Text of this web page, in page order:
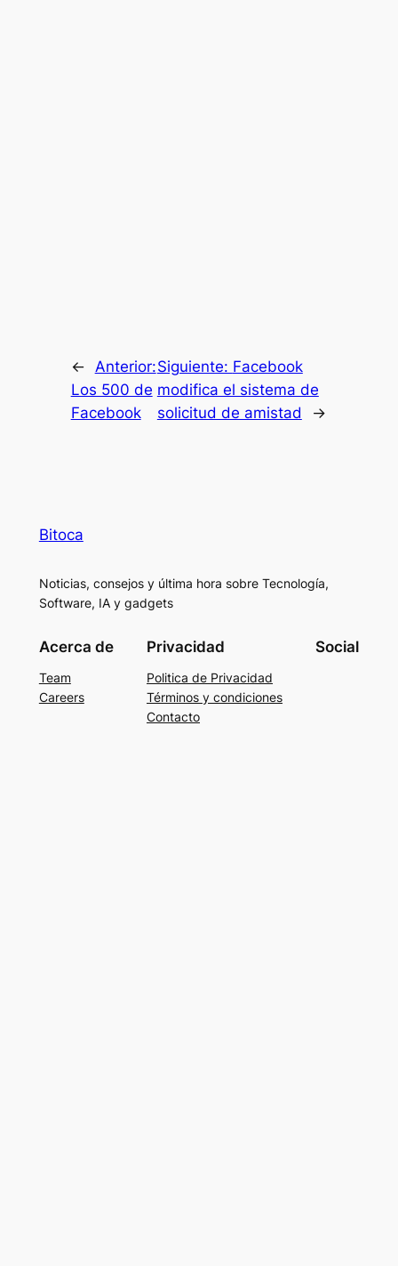
←
Anterior:
Los 500 de
Facebook
Siguiente: Facebook
modifica el sistema de
solicitud de amistad
→
Bitoca
Noticias, consejos y última hora sobre Tecnología,
Software, IA y gadgets
Acerca de
Team
Careers
Privacidad
Politica de Privacidad
Términos y condiciones
Contacto
Social